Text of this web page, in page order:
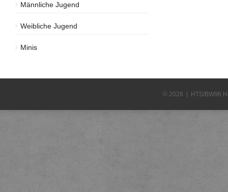
Männliche Jugend
Weibliche Jugend
Minis
© 2026 | HTS/BW96